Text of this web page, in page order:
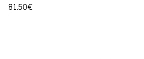
81.50€